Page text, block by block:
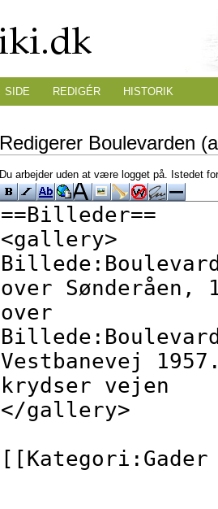
Redigerer Boulevarden
Du arbejder uden at være logget på. Istedet
SIDE REDIGÉR HISTORIK